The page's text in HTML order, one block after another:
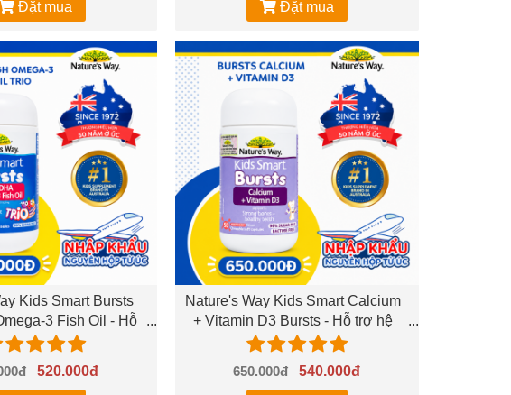
Đặt mua Đặt mua
Kids Smart Bursts
3 Fish Oil - Hỗ
não bộ và mắt
520.000đ
Nature's Way Kids Smart Calcium
+ Vitamin D3 Bursts - Hỗ trợ hệ
xương và răng chắc khỏe cho trẻ
650.000đ540.000đ